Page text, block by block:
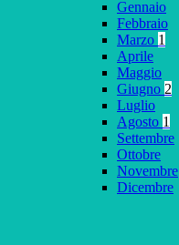
Gennaio
Febbraio
Marzo 1
Aprile
Maggio
Giugno 2
Luglio
Agosto 1
Settembre
Ottobre
Novembre
Dicembre